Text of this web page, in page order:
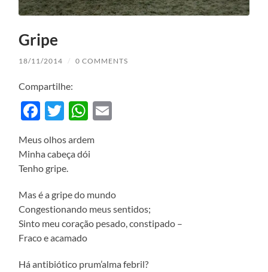
Gripe
18/11/2014 / 0 COMMENTS
Compartilhe:
Facebook
TwitterWhatsApp
Meus olhos ardem
Minha cabeça dói
Tenho gripe.
Mas é a gripe do mundo
Congestionando meus sentidos;
Sinto meu coração pesado, constipado –
Fraco e acamado
Há antibiótico prum’alma febril?